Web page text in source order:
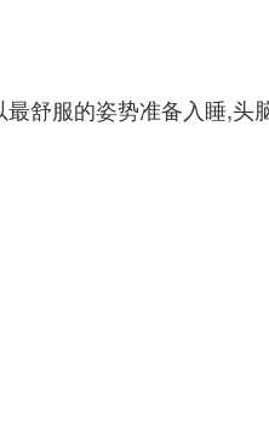
舒服的姿势准备入睡,头